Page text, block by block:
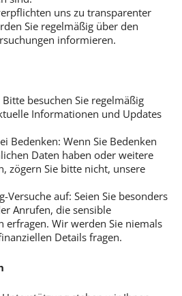
uns zu transparenter
Sie regelmäßig über den
informieren.
besuchen Sie regelmäßig
Informationen und Updates
Bedenken: Wenn Sie Bedenken
Daten haben oder weitere
zögern Sie bitte nicht, unsere
Versuche auf: Seien Sie besonders
Anrufen, die sensible
erfragen. Wir werden Sie niemals
Details fragen.